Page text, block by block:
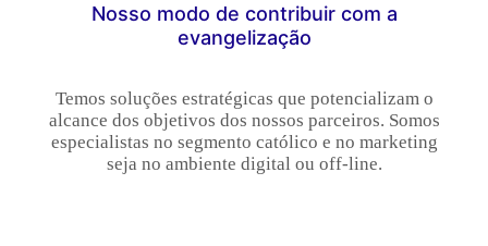
Nosso modo de contribuir com a
evangelização
Temos soluções estratégicas que potencializam o
alcance dos objetivos dos nossos parceiros. Somos
especialistas no segmento católico e no marketing
seja no ambiente digital ou off-line.